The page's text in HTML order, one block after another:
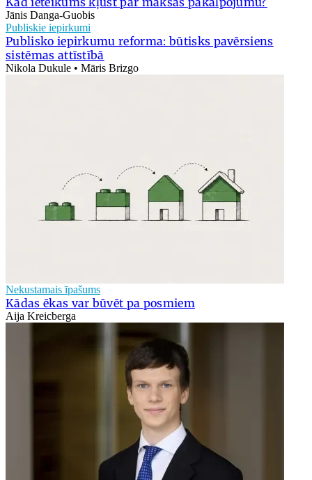
Jānis Danga-Guobis
Publiskie iepirkumi
Publisko iepirkumu reforma: būtisks pavērsiens
sistēmas attīstībā
Nikola Dukule • Māris Brizgo
Nekustamais īpašums
Kādas ēkas var būvēt pa posmiem
Aija Kreicberga